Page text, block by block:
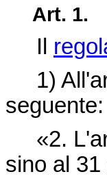
Art. 1.
Il
1)
seguente:
«2.
sino al